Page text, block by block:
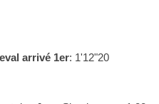
arrivé 1er: 1'12"20